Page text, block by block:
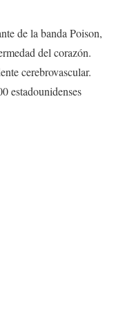
de la banda Poison,
del corazón.
cerebrovascular.
estadounidenses